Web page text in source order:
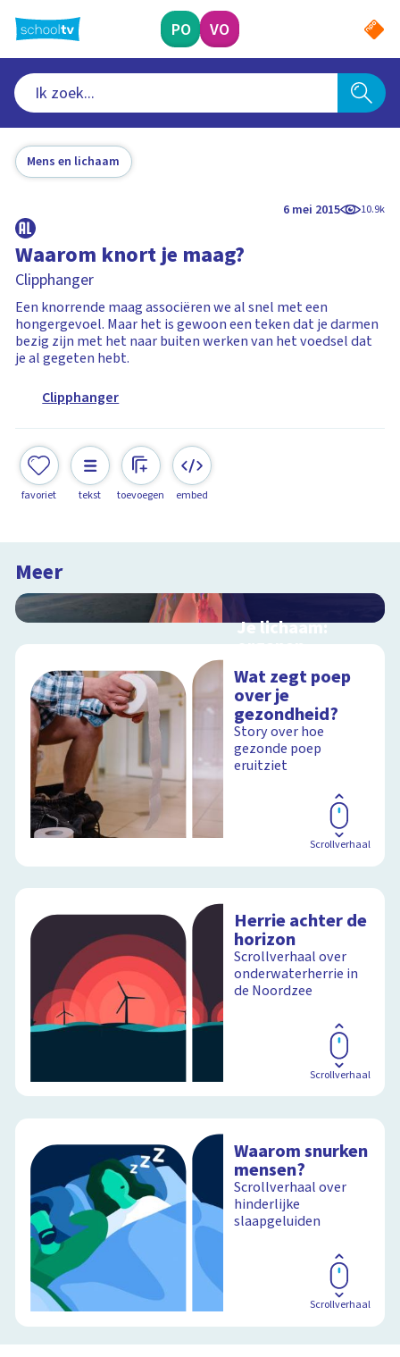
naar
hoofdinhoud
PO VO
Mens en lichaam
6 mei 2015 10.9k
Waarom knort je maag?
Clipphanger
Een knorrende maag associëren we al snel met een
hongergevoel. Maar het is gewoon een teken dat je darmen
bezig zijn met het naar buiten werken van het voedsel dat
je al gegeten hebt.
Clipphanger
favoriet tekst toevoegen embed
Meer
Je lichaam:
organen
schoolplaat langs je
organen
Wat zegt poep
over je
gezondheid?
Story over hoe
gezonde poep
eruitziet
Scrollverhaal
Herrie achter de
horizon
Scrollverhaal over
onderwaterherrie in
de Noordzee
Scrollverhaal
Waarom snurken
mensen?
Scrollverhaal over
hinderlijke
slaapgeluiden
Scrollverhaal